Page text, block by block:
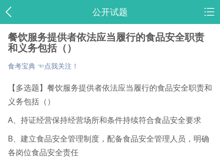
公开试题
餐饮服务提供者依法应当履行的食品安全职责
和义务包括（）
食考宝典 ☜点我关注！
【多选题】餐饮服务提供者依法应当履行的食品安全职责和
义务包括（）
A、持证经营保持经营场所和条件持续符合食品安全要求
B、建立食品安全管理制度，配备食品安全管理人员，明确
各岗位食品安全责任